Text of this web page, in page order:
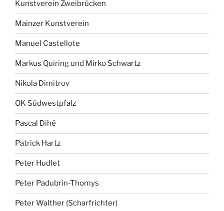
Kunstverein Zweibrücken
Mainzer Kunstverein
Manuel Castellote
Markus Quiring und Mirko Schwartz
Nikola Dimitrov
OK Südwestpfalz
Pascal Dihé
Patrick Hartz
Peter Hudlet
Peter Padubrin-Thomys
Peter Walther (Scharfrichter)